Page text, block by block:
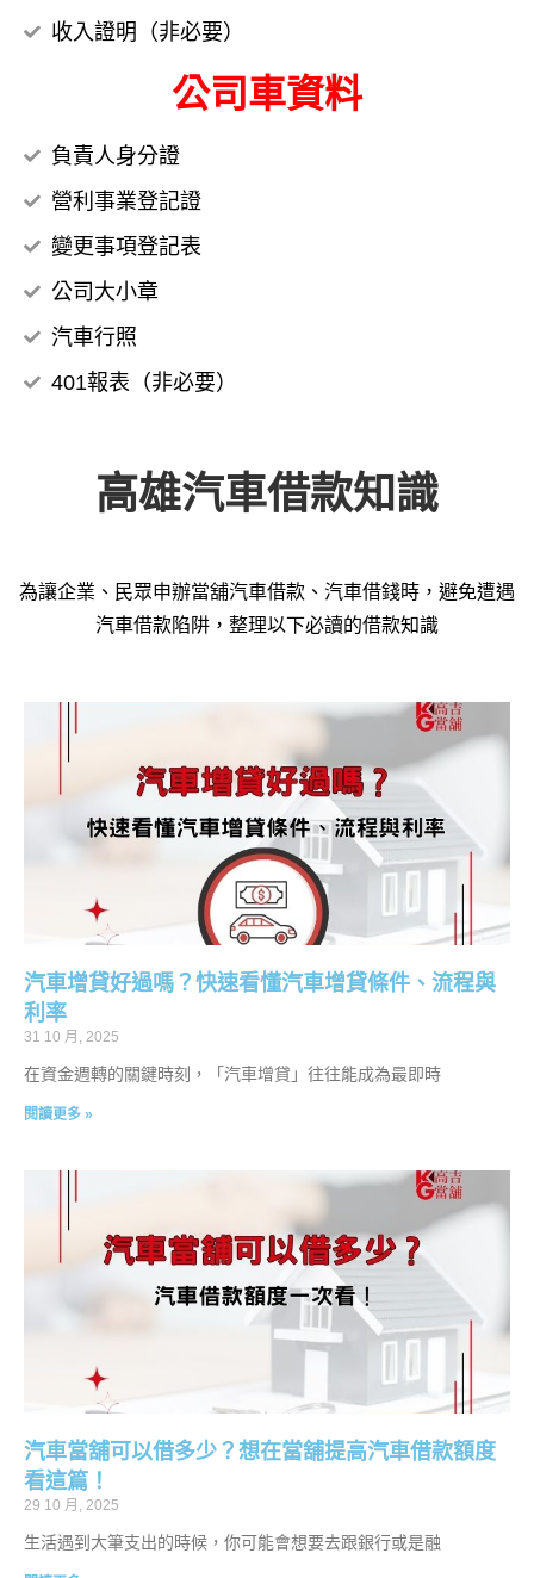
收入證明（非必要）
公司車資料
負責人身分證
營利事業登記證
變更事項登記表
公司大小章
汽車行照
401報表（非必要）
高雄汽車借款知識
為讓企業、民眾申辦當舖汽車借款、汽車借錢時，避免遭遇
汽車借款陷阱，整理以下必讀的借款知識
汽車增貸好過嗎？快速看懂汽車增貸條件、流程與
利率
31 10 月, 2025
在資金週轉的關鍵時刻，「汽車增貸」往往能成為最即時
閱讀更多 »
汽車當舖可以借多少？想在當舖提高汽車借款額度
看這篇！
29 10 月, 2025
生活遇到大筆支出的時候，你可能會想要去跟銀行或是融